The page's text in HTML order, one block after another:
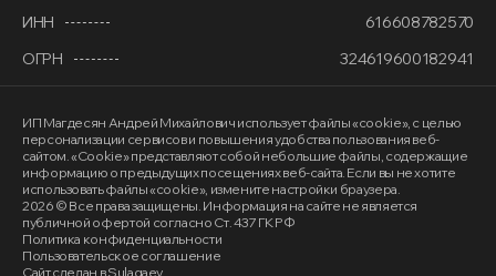
ИНН
616608782570
ОГРН
324619600182941
ИП Магдесян Андрей Михайлович использует файлы «cookie», с целью
персонализации сервисов и повышения удобства пользования веб-
сайтом. «Cookie» представляют собой небольшие файлы, содержащие
информацию о предыдущих посещениях веб-сайта. Если вы не хотите
использовать файлы «cookie», измените настройки браузера.
2026 © Все права защищены. Информация на сайте не является
публичной офертой согласно Ст. 437 ГК РФ
Политика конфиденциальности
Пользовательское соглашение
Сайт сделан в Sulagaev